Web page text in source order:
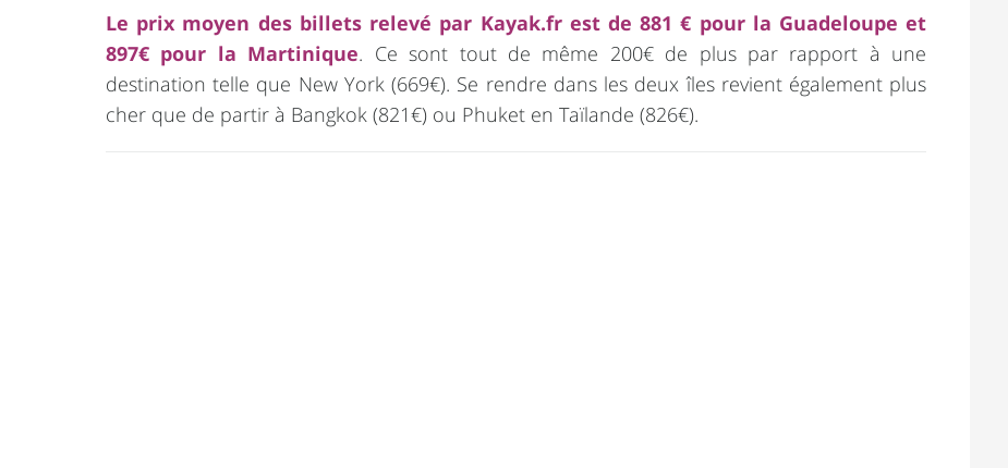
Le prix moyen des billets relevé par Kayak.fr est de 881 € pour la Guadeloupe et
897€ pour la Martinique. Ce sont tout de même 200€ de plus par rapport à une
destination telle que New York (669€). Se rendre dans les deux îles revient également plus
cher que de partir à Bangkok (821€) ou Phuket en Taïlande (826€).